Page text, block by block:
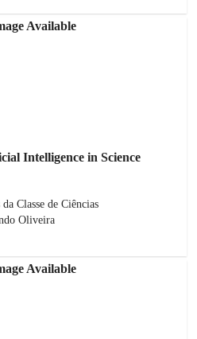
Intelligence in Science
Classe de Ciências
Oliveira